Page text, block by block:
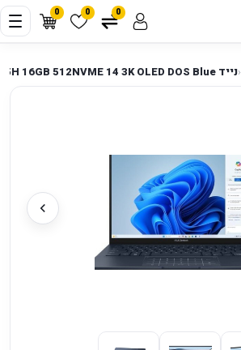
0 0 0
‹נייד ASUS UX3405CA Ultra 5 225H 16GB 512NVME 14 3K OLED DOS Blue